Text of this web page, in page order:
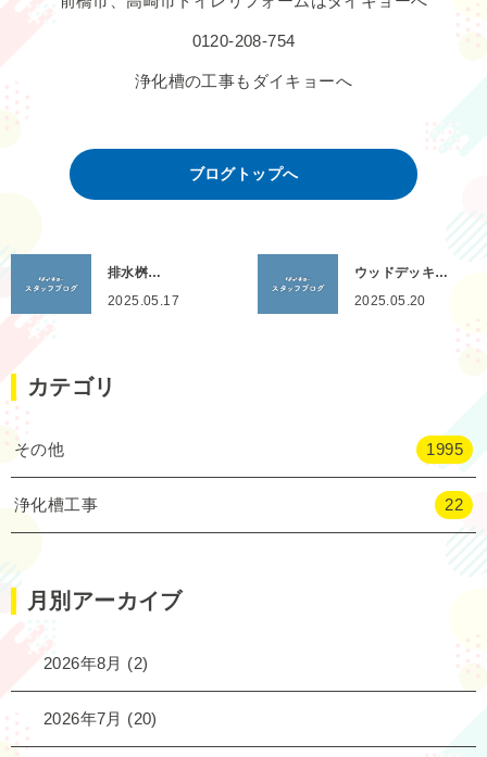
0120-208-754
浄化槽の工事もダイキョーへ
ブログトップへ
排水桝…
2025.05.17
ウッドデッキ…
2025.05.20
カテゴリ
その他 1995
浄化槽工事 22
月別アーカイブ
2026年8月 (2)
2026年7月 (20)